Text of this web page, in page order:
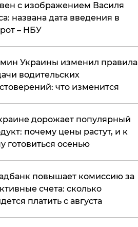
с изображением Василя
названа дата введения в
– НБУ
Украины изменил правила
водительских
что изменится
дорожает популярный
почему цены растут, и к
готовиться осенью
повышает комиссию за
счета: сколько
платить с августа